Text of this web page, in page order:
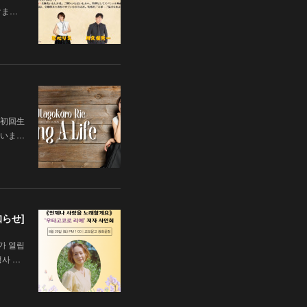
ま…
回生
いま…
せ]
열립
사 …